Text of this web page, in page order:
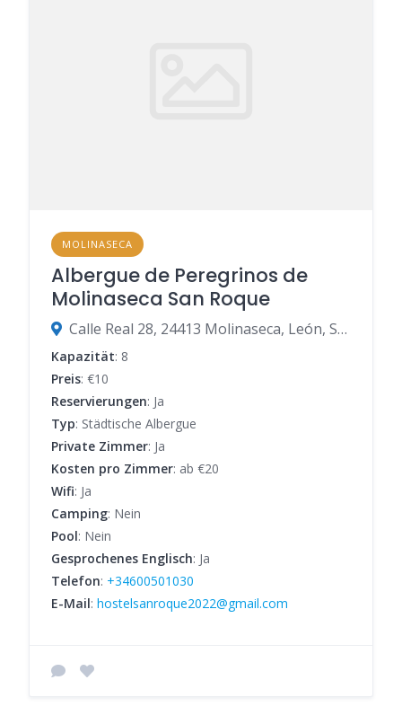
MOLINASECA
Albergue de Peregrinos de
Molinaseca San Roque
Calle Real 28, 24413 Molinaseca, León, Spanien
Kapazität: 8
Preis: €10
Reservierungen: Ja
Typ: Städtische Albergue
Private Zimmer: Ja
Kosten pro Zimmer: ab €20
Wifi: Ja
Camping: Nein
Pool: Nein
Gesprochenes Englisch: Ja
Telefon: +34600501030
E-Mail: hostelsanroque2022@gmail.com